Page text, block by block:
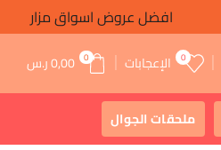
افضل عروض اسواق مزار
0 الإعجابات 0
0,00ر.س
ملحقات الجوال